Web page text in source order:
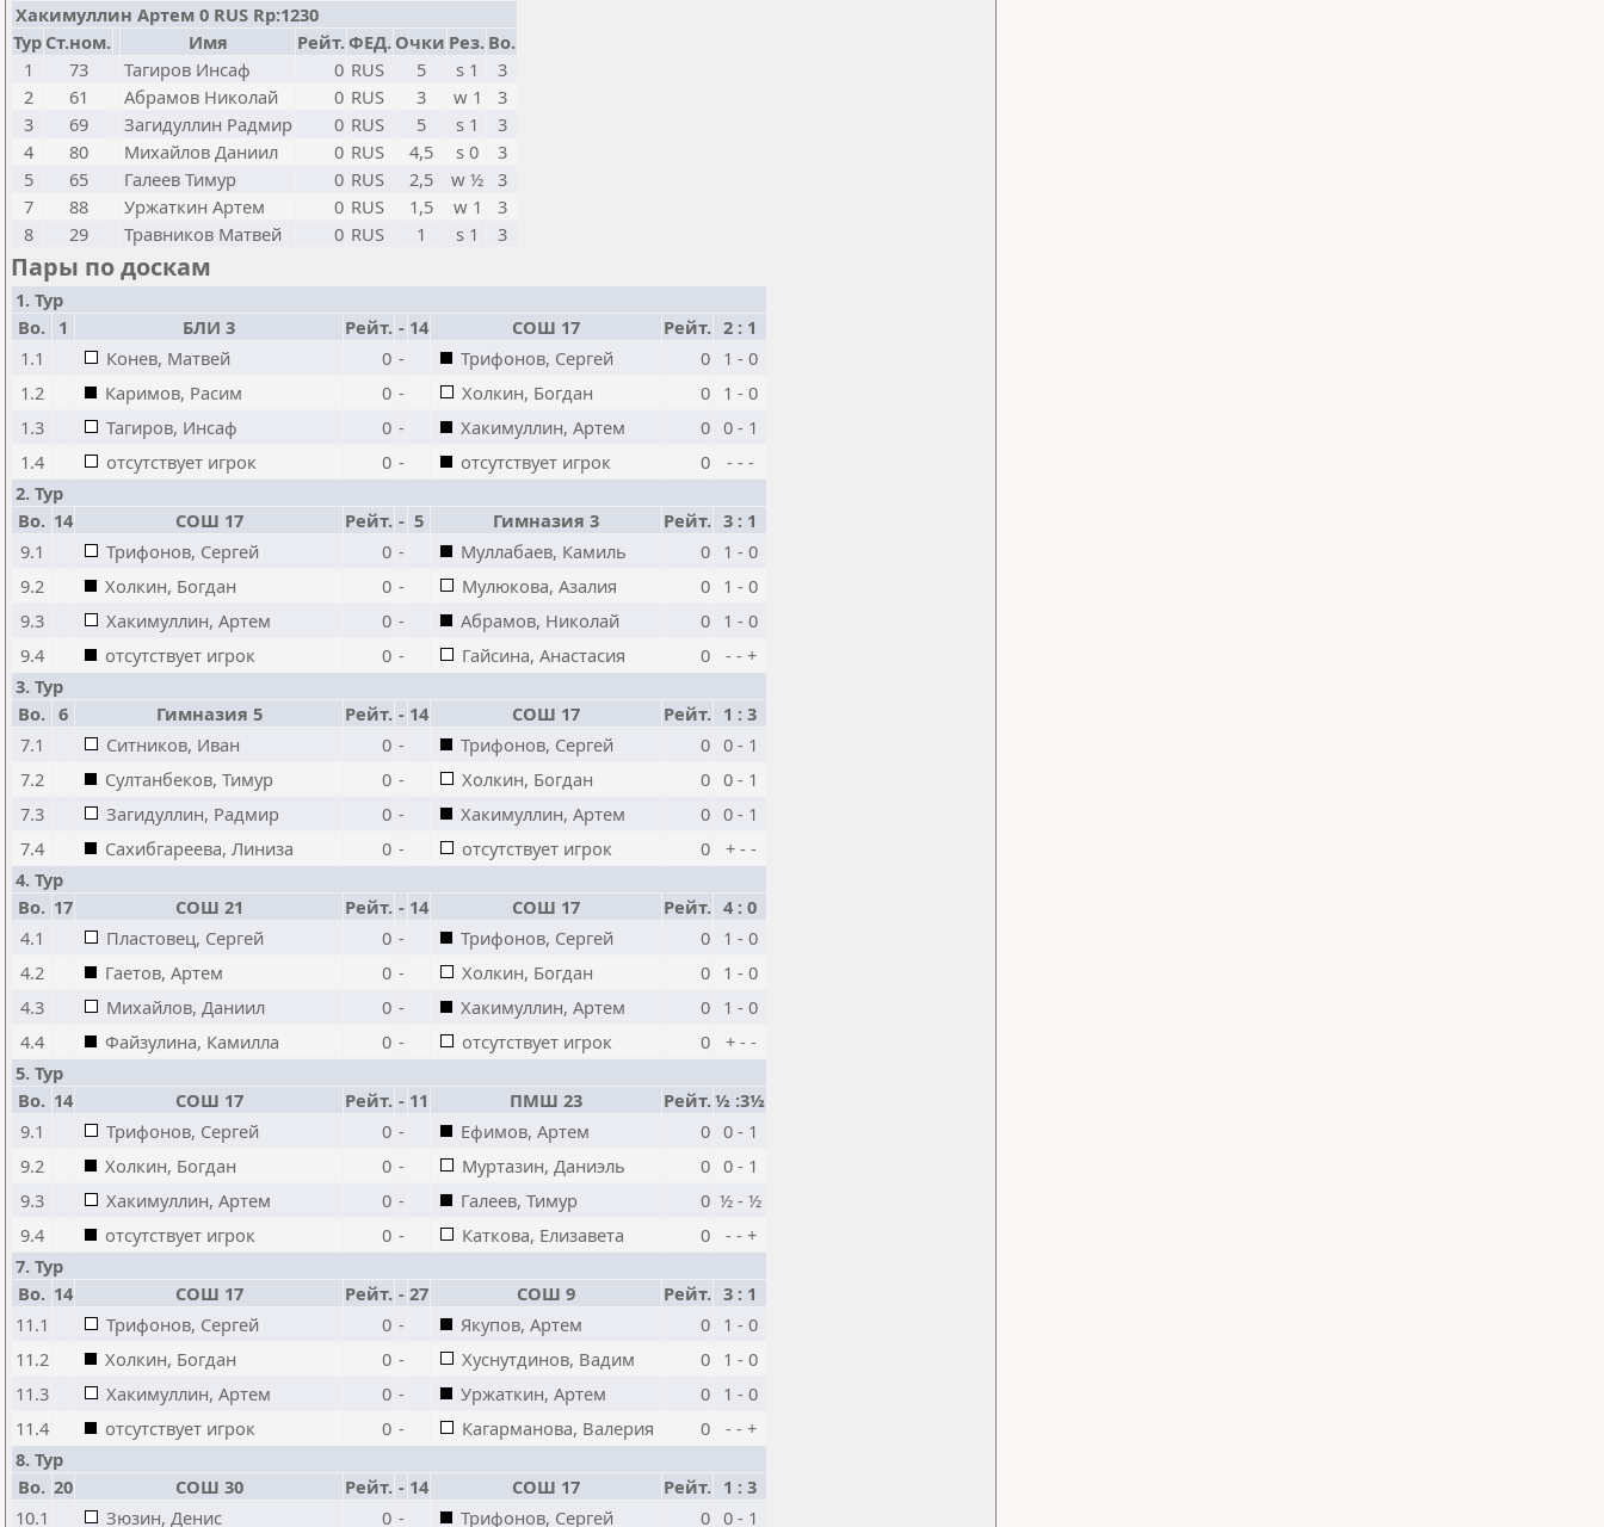
Хакимуллин Артем 0 RUS Rp:1230
Тур Ст.ном. Имя Рейт.ФЕД. Очки Рез. Bo.
1
73 Тагиров Инсаф 0 RUS 5 s 1
3
2
61 Абрамов Николай 0 RUS 3 w 1
3
3
69 Загидуллин Радмир 0 RUS 5 s 1
3
4
80 Михайлов Даниил 0 RUS 4,5 s 0
3
5
65 Галеев Тимур 0 RUS 2,5 w ½ 3
7
88 Уржаткин Артем 0 RUS 1,5 w 1
3
8
29 Травников Матвей 0 RUS 1 s 1 3
Пары по доскам
1. Тур
Bo. 1 БЛИ 3 Рейт. - 14 СОШ 17 Рейт. 2 : 1
1.1
Конев, Матвей 0 - Трифонов, Сергей 0 1 - 0
1.2
Каримов, Расим 0 - Холкин, Богдан 0 1 - 0
1.3
Тагиров, Инсаф 0 - Хакимуллин, Артем 0 0 - 1
1.4
отсутствует игрок 0 - отсутствует игрок 0
- - -
2. Тур
Bo. 14 СОШ 17 Рейт. - 5 Гимназия 3 Рейт. 3 : 1
9.1
Трифонов, Сергей 0 - Муллабаев, Камиль 0 1 - 0
9.2
Холкин, Богдан 0 - Мулюкова, Азалия 0 1 - 0
9.3
Хакимуллин, Артем 0 - Абрамов, Николай 0 1 - 0
9.4
отсутствует игрок 0 - Гайсина, Анастасия 0
- - +
3. Тур
Bo. 6 Гимназия 5 Рейт. - 14 СОШ 17 Рейт. 1 : 3
7.1
Ситников, Иван 0 - Трифонов, Сергей 0 0 - 1
7.2
Султанбеков, Тимур 0 - Холкин, Богдан 0 0 - 1
7.3
Загидуллин, Радмир 0 - Хакимуллин, Артем 0 0 - 1
7.4
Сахибгареева, Линиза 0 - отсутствует игрок 0
+ - -
4. Тур
Bo. 17 СОШ 21 Рейт. - 14 СОШ 17 Рейт. 4 : 0
4.1
Пластовец, Сергей 0 - Трифонов, Сергей 0 1 - 0
4.2
Гаетов, Артем 0 - Холкин, Богдан 0 1 - 0
4.3
Михайлов, Даниил 0 - Хакимуллин, Артем 0 1 - 0
4.4
Файзулина, Камилла 0 - отсутствует игрок 0
+ - -
5. Тур
Bo. 14 СОШ 17 Рейт. - 11 ПМШ 23 Рейт.½ :3½
9.1
Трифонов, Сергей 0 - Ефимов, Артем 0 0 - 1
9.2
Холкин, Богдан 0 - Муртазин, Даниэль 0 0 - 1
9.3
Хакимуллин, Артем 0 - Галеев, Тимур 0 ½ - ½
9.4
отсутствует игрок 0 - Каткова, Елизавета 0
- - +
7. Тур
Bo. 14 СОШ 17 Рейт. - 27 СОШ 9 Рейт. 3 : 1
11.1
Трифонов, Сергей 0 - Якупов, Артем 0 1 - 0
11.2
Холкин, Богдан 0 - Хуснутдинов, Вадим 0 1 - 0
11.3
Хакимуллин, Артем 0 - Уржаткин, Артем 0 1 - 0
11.4
отсутствует игрок 0 - Кагарманова, Валерия 0
- - +
8. Тур
Bo. 20 СОШ 30 Рейт. - 14 СОШ 17 Рейт. 1 : 3
10.1
Зюзин, Денис 0 - Трифонов, Сергей 0 0 - 1